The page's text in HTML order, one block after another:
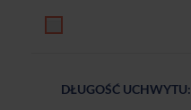
DŁUGOŚĆ UCHWYTU: